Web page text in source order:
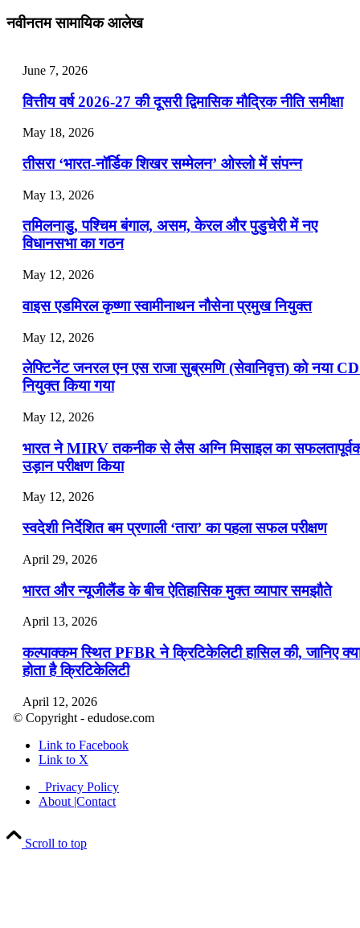
July 25, 2026
📝 डेली करेंट अफेयर्स: 22-24 जुलाई 2026
July 22, 2026
📝 डेली करेंट अफेयर्स: 19-21 जुलाई 2026
July 19, 2026
📝 डेली करेंट अफेयर्स: 16-18 जुलाई 2026
नवीनतम सामायिक आलेख
June 7, 2026
वित्तीय वर्ष 2026-27 की दूसरी द्विमासिक मौद्रिक नीति समीक्षा
May 18, 2026
तीसरा ‘भारत-नॉर्डिक शिखर सम्मेलन’ ओस्लो में संपन्न
May 13, 2026
तमिलनाडु, पश्चिम बंगाल, असम, केरल और पुडुचेरी में नए
विधानसभा का गठन
May 12, 2026
वाइस एडमिरल कृष्णा स्वामीनाथन नौसेना प्रमुख नियुक्त
May 12, 2026
लेफ्टिनेंट जनरल एन एस राजा सुब्रमणि (सेवानिवृत्त) को नया
नियुक्त किया गया
May 12, 2026
भारत ने MIRV तकनीक से लैस अग्नि मिसाइल का
उड़ान परीक्षण किया
May 12, 2026
स्वदेशी निर्देशित बम प्रणाली ‘तारा’ का पहला सफल परीक्षण
April 29, 2026
भारत और न्यूजीलैंड के बीच ऐतिहासिक मुक्त व्यापार समझौते
April 13, 2026
कल्पाक्कम स्थित PFBR ने क्रिटिकेलिटी हासिल की, जानिए
होता है क्रिटिकेलिटी
April 12, 2026
April 9, 2026
नासा का आर्टेमिस-2 मिशन: मनुष्य एक बार फिर से चंद्रमा के
पहुंचा
April 7, 2026
© Copyright - edudose.com
Link to Facebook
Link to X
Privacy Policy
About |Contact
Scroll to top